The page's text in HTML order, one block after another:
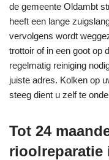
de gemeente Oldambt
heeft een lange
vervolgens wordt
trottoir of in een goot op
regelmatig reiniging
juiste adres. Kolken op
steeg dient u zelf te
Tot 24
rioolreparatie